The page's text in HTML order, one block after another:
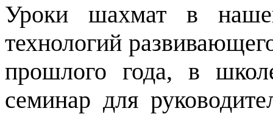
Уроки шахмат в
технологий
прошлого года, в
семинар для